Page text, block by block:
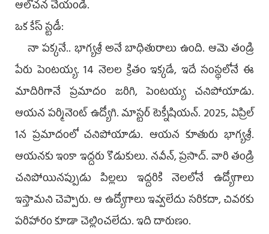
ఆలోచన చేయండి.
ఒక కేస్‌ స్టడీ:
నా పక్కనే.. భాగ్యశ్రీ అనే బాధితురాలు ఉంది. ఆమె తండ్రి
పేరు పెంటయ్య. 14 నెలల క్రితం ఇక్కడే, ఇదే సంస్థలోనే ఈ
మాదిరిగానే ప్రమాదం జరిగి, పెంటయ్య చనిపోయాడు.
ఆయన పర్మినెంట్‌ ఉద్యోగి. మాస్టర్‌ టెక్నీషియన్‌. 2025, ఏప్రిల్‌
1న ప్రమాదంలో చనిపోయాడు. ఆయన కూతురు భాగ్యశ్రీ.
ఆయనకు ఇంకా ఇద్దరు కొడుకులు. నవీన్, ప్రసాద్‌. వారి తండ్రి
చనిపోయినప్పుడు పిల్లలు ఇద్దరికి నెలలోనే ఉద్యోగాలు
ఇస్తామని చెప్పారు. ఆ ఉద్యోగాలు ఇవ్వలేదు సరికదా, చివరకు
పరిహారం కూడా చెల్లించలేదు. ఇది దారుణం.